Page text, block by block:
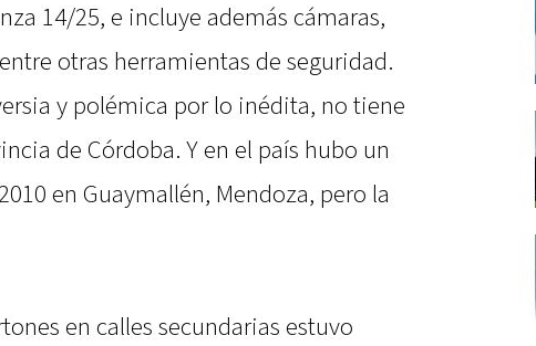
14/25, e incluye además cámaras,
otras herramientas de seguridad.
y polémica por lo inédita, no tiene
de Córdoba. Y en el país hubo un
en Guaymallén, Mendoza, pero la
en calles secundarias estuvo